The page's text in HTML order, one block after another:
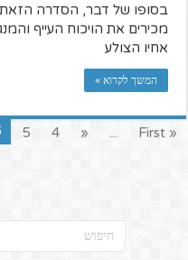
בסופו של דבר, הסדרה
מכירים את הויכוח העייף
אחיו הצולע
המשך לקרוא »
« First
...
«
4
5